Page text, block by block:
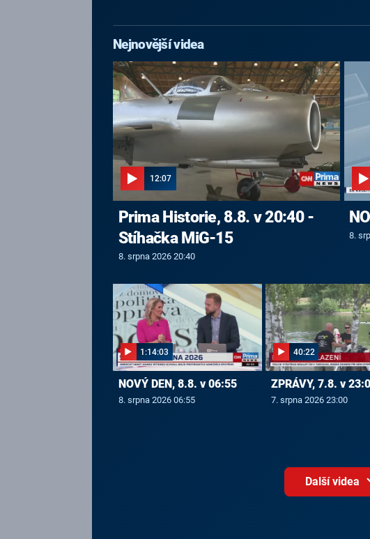
Nejnovější videa
12:07
Prima Historie, 8.8. v 20:40 -
Stíhačka MiG-15
8. srpna 2026 20:40
8.
1:14:03
NOVÝ DEN, 8.8. v 06:55
8. srpna 2026 06:55
40:22
ZPRÁVY, 7.8. v
7. srpna 2026 23:00
Další videa